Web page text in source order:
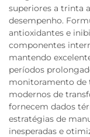
superiores a trinta
desempenho.
antioxidantes e
componentes
mantendo
períodos
monitoramento de
modernos de
fornecem dados
estratégias de
inesperadas e